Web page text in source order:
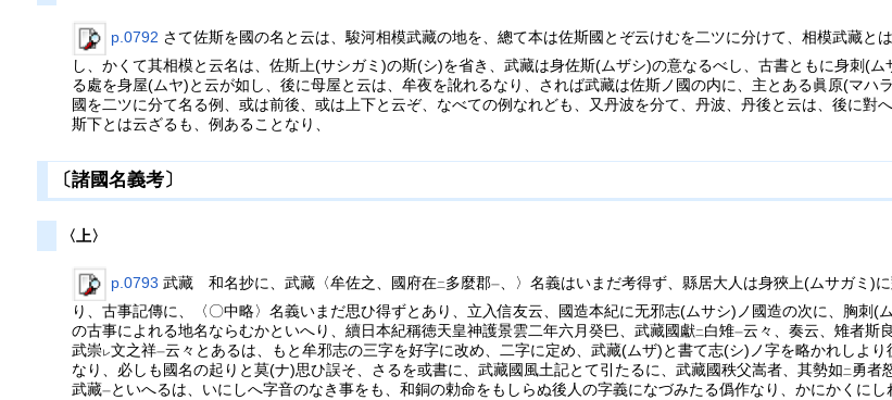
p.0792 さて佐斯を國の名と云は、駿河相模武藏の地を、總て本は佐斯國とぞ云けむを二ツに分けて、相模武藏と
し、かくて其相模と云名は、佐斯上(サシガミ)の斯(シ)を省き、武藏は身佐斯(ムザシ)の意なるべし、古書ともに身刺(
る處を身屋(ムヤ)と云が如し、後に母屋と云は、牟夜を訛れるなり、されば武藏は佐斯ノ國の内に、主とある眞原(マ
國を二ツに分て名る例、或は前後、或は上下と云ぞ、なべての例なれども、又丹波を分て、丹波、丹後と云は、後に
斯下とは云ざるも、例あることなり、
〔諸國名義考〕
〈上〉
p.0793 武藏 和名抄に、武藏〈牟佐之、國府在二多麼郡一
、〉名義はいまだ考得ず、縣居大人は身狹上(ムサガミ)
り、古事記傳に、〈〇中略〉名義いまだ思ひ得ずとあり、立入信友云、國造本紀に无邪志(ムサシ)ノ國造の次に、胸刺
の古事によれる地名ならむかといへり、續日本紀稱徳天皇神護景雲二年六月癸巳、武藏國獻二白雉一云々、奏云、雉者斯
武崇レ文之祥一云々とあるは、もと牟邪志の三字を好字に改め、二字に定め、武藏(ムザ)と書て志(シ)ノ字を略かれしよ
なり、必しも國名の起りと莫(ナ)思ひ誤そ、さるを或書に、武藏國風土記とて引たるに、武藏國秩父嵩者、其勢如二勇者
武藏一 といへるは、いにしへ字音のなき事をも、和銅の勅命をもしらぬ後人の字義になづみたる僞作なり、かにかくにし